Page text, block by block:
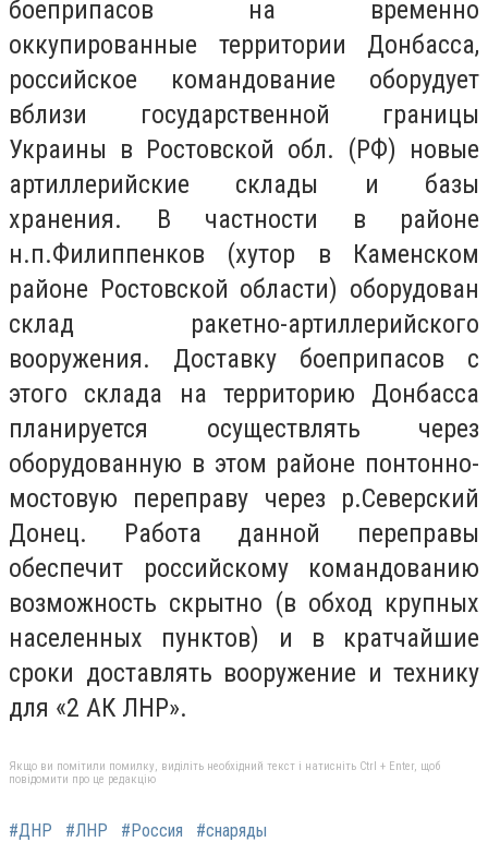
боеприпасов на временно
оккупированные территории Донбасса,
российское командование оборудует
вблизи государственной границы
Украины в Ростовской обл. (РФ) новые
артиллерийские склады и базы
хранения. В частности в районе
н.п.Филиппенков (хутор в Каменском
районе Ростовской области) оборудован
склад ракетно-артиллерийского
вооружения. Доставку боеприпасов с
этого склада на территорию Донбасса
планируется осуществлять через
оборудованную в этом районе понтонно-
мостовую переправу через р.Северский
Донец. Работа данной переправы
обеспечит российскому командованию
возможность скрытно (в обход крупных
населенных пунктов) и в кратчайшие
сроки доставлять вооружение и технику
для «2 АК ЛНР».
Якщо ви помітили помилку, виділіть необхідний текст і натисніть Ctrl + Enter, щоб
повідомити про це редакцію
#ДНР #ЛНР #Россия #снаряды